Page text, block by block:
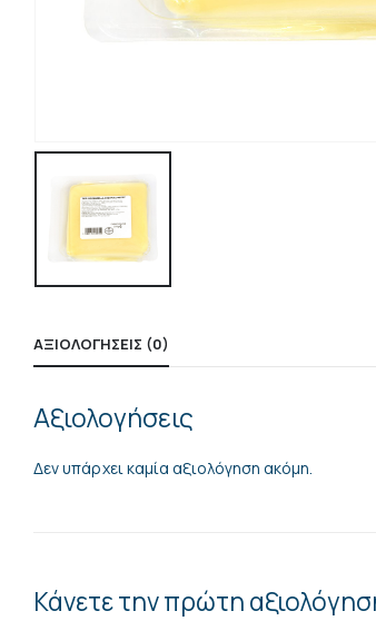
ΑΞΙΟΛΟΓΉΣΕΙΣ (0)
Αξιολογήσεις
Δεν υπάρχει καμία αξιολόγηση ακόμη.
Κάνετε την πρώτη